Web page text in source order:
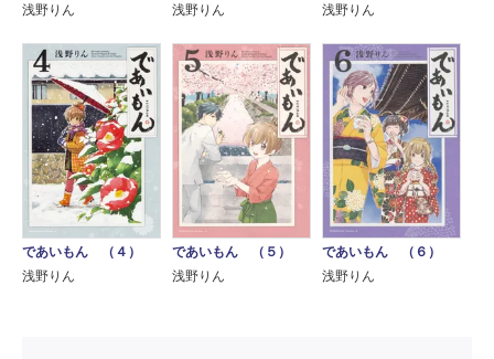
浅野りん
浅野りん
浅野りん
であいもん （４）
浅野りん
であいもん （５）
浅野りん
であいもん （６）
浅野りん